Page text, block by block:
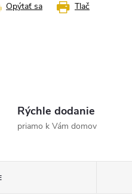
Tlač
Opýtať sa
Rýchle dodanie
priamo k Vám domov